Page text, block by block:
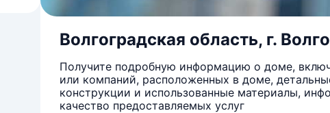
Волгоградская область, г.
Получите подробную информацию о доме,
или компаний, расположенных в доме,
конструкции и использованные материалы,
качество предоставляемых услуг